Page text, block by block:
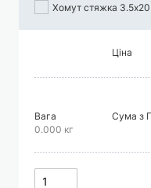
Хомут стяжка
Ціна
Вага
0.000 кг
Сума з